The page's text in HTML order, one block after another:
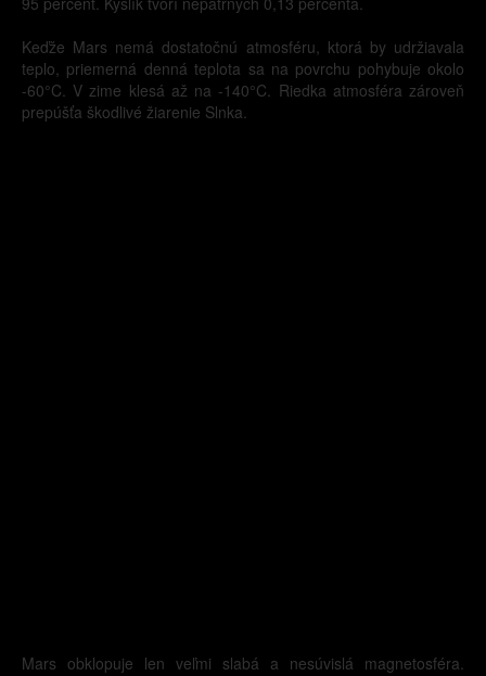
Keďže Mars nemá dostatočnú atmosféru, ktorá by udržiavala
teplo, priemerná denná teplota sa na povrchu pohybuje okolo
-60°C. V zime klesá až na -140°C. Riedka atmosféra zároveň
prepúšťa škodlivé žiarenie Slnka.
Mars obklopuje len veľmi slabá a nesúvislá magnetosféra.